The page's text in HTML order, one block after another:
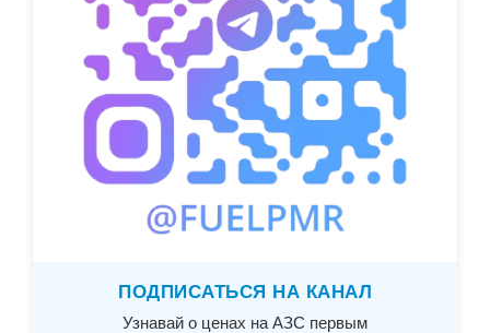
ПОДПИСАТЬСЯ НА КАНАЛ
Узнавай о ценах на АЗС первым